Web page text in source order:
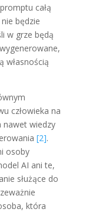
całą
będzie
w grze będą
własnością
człowieka na
nawet wiedzy
[2].
osoby
AI ani te,
służące do
która